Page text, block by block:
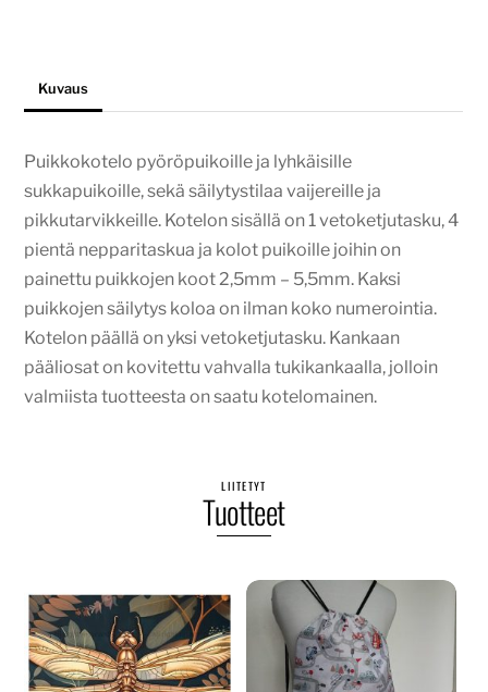
Kuvaus
Puikkokotelo pyöröpuikoille ja lyhkäisille
sukkapuikoille, sekä säilytystilaa vaijereille ja
pikkutarvikkeille. Kotelon sisällä on 1 vetoketjutasku, 4
pientä nepparitaskua ja kolot puikoille joihin on
painettu puikkojen koot 2,5mm – 5,5mm. Kaksi
puikkojen säilytys koloa on ilman koko numerointia.
Kotelon päällä on yksi vetoketjutasku. Kankaan
pääliosat on kovitettu vahvalla tukikankaalla, jolloin
valmiista tuotteesta on saatu kotelomainen.
LIITETYT
Tuotteet